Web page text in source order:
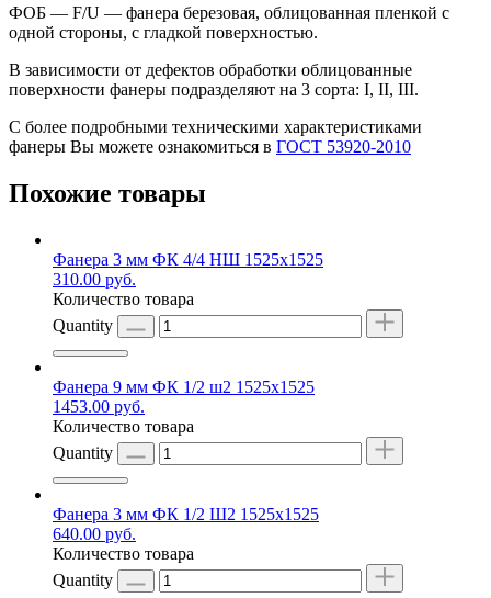
ФОБ — F/U — фанера березовая, облицованная пленкой с
одной стороны, с гладкой поверхностью.
В зависимости от дефектов обработки облицованные
поверхности фанеры подразделяют на 3 сорта: I, II, III.
С более подробными техническими характеристиками
фанеры Вы можете ознакомиться в ГОСТ 53920-2010
Похожие товары
Фанера 3 мм ФК 4/4 НШ 1525х1525
310.00 руб.
Количество товара
Quantity
Фанера 9 мм ФК 1/2 ш2 1525х1525
1453.00 руб.
Количество товара
Quantity
Фанера 3 мм ФК 1/2 Ш2 1525х1525
640.00 руб.
Количество товара
Quantity